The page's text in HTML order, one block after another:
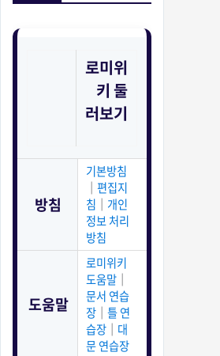
로미위
키 둘
러보기
방침
기본방침
│ 편집지
침 │ 개인
정보 처리
방침
도움말
로미위키
도움말 │
문서 연습
장 │ 틀 연
습장 │ 대
문 연습장